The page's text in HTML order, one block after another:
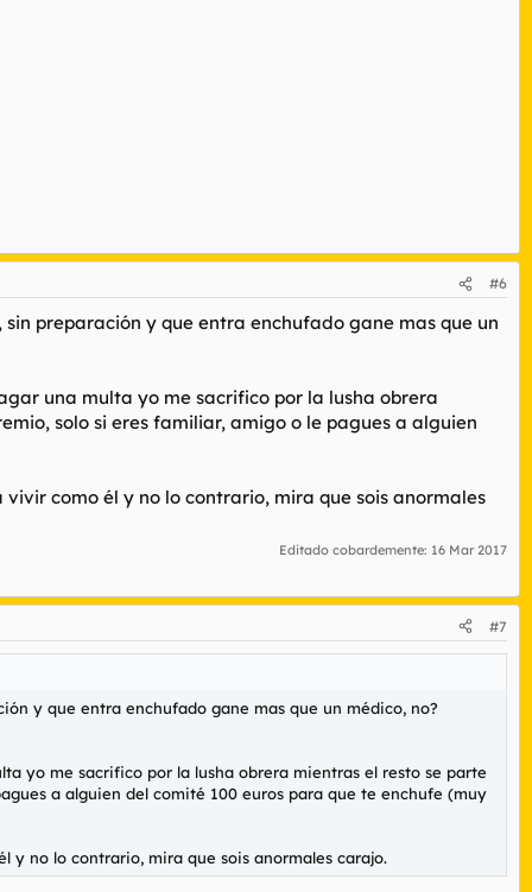
#6
preparación y que entra enchufado gane mas que un
una multa yo me sacrifico por la lusha obrera
solo si eres familiar, amigo o le pagues a alguien
como él y no lo contrario, mira que sois anormales
Editado cobardemente: 16 Mar 2017
#7
y que entra enchufado gane mas que un médico, no?
yo me sacrifico por la lusha obrera mientras el resto se parte
a alguien del comité 100 euros para que te enchufe (muy
y no lo contrario, mira que sois anormales carajo.